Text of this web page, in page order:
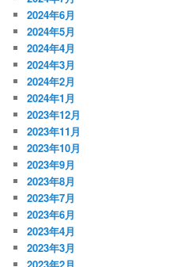
2024年6月
2024年5月
2024年4月
2024年3月
2024年2月
2024年1月
2023年12月
2023年11月
2023年10月
2023年9月
2023年8月
2023年7月
2023年6月
2023年4月
2023年3月